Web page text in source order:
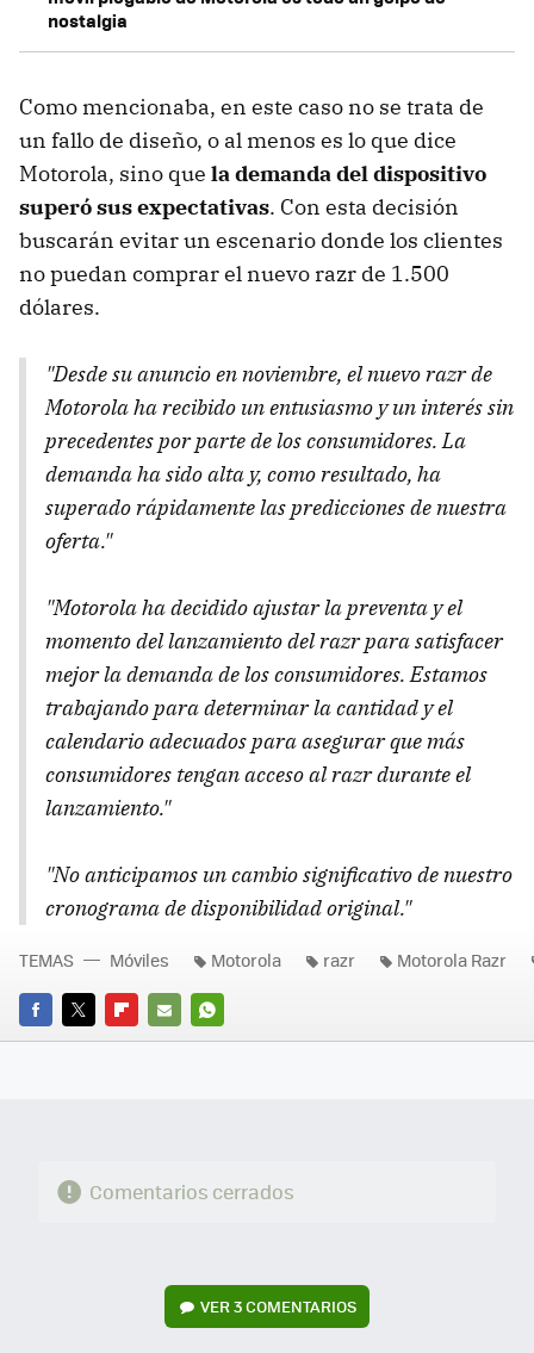
nostalgia
Como mencionaba, en este caso no se trata de
un fallo de diseño, o al menos es lo que dice
Motorola, sino que la demanda del dispositivo
superó sus expectativas. Con esta decisión
buscarán evitar un escenario donde los clientes
no puedan comprar el nuevo razr de 1.500
dólares.
"Desde su anuncio en noviembre, el nuevo razr de
Motorola ha recibido un entusiasmo y un interés sin
precedentes por parte de los consumidores. La
demanda ha sido alta y, como resultado, ha
superado rápidamente las predicciones de nuestra
oferta."
"Motorola ha decidido ajustar la preventa y el
momento del lanzamiento del razr para satisfacer
mejor la demanda de los consumidores. Estamos
trabajando para determinar la cantidad y el
calendario adecuados para asegurar que más
consumidores tengan acceso al razr durante el
lanzamiento."
"No anticipamos un cambio significativo de nuestro
cronograma de disponibilidad original."
FACEBOOK
TWITTERFLIPBOARD
E-
WHATSAPP
TEMAS Móviles Motorola razr Motorola Razr
Comentarios cerrados
VER3 COMENTARIOS